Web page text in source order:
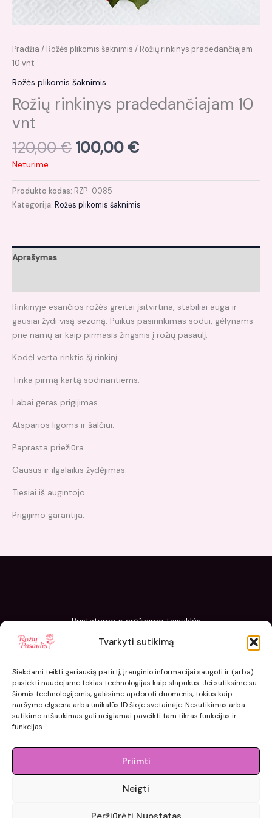
Tvarkyti sutikimą
Siekdami teikti geriausią patirtį, įrenginio informacijai saugoti ir (arba)
pasiekti naudojame tokias technologijas kaip slapukus. Jei sutiksime su
šiomis technologijomis, galėsime apdoroti duomenis, tokius kaip
naršymo elgsena arba unikalūs ID šioje svetainėje. Nesutikimas arba
sutikimo atšaukimas gali neigiamai paveikti tam tikras funkcijas ir
funkcijas.
Priimti
Neigti
Pradžia / Rožės plikomis šaknimis / Rožių rinkinys pradedančiajam
10 vnt
Rožės plikomis šaknimis
Rožių rinkinys pradedančiajam 10
vnt
120,00€ 100,00 €
Neturime
Produkto kodas: RZP-0085
Kategorija: Rožės plikomis šaknimis
Aprašymas
Rinkinyje esančios rožės greitai įsitvirtina, stabiliai auga ir
gausiai žydi visą sezoną. Puikus pasirinkimas sodui, gėlynams
prie namų ar kaip pirmasis žingsnis į rožių pasaulį.
Kodėl verta rinktis šį rinkinį:
Tinka pirmą kartą sodinantiems.
Labai geras prigijimas.
Atsparios ligoms ir šalčiui.
Paprasta priežiūra.
Gausus ir ilgalaikis žydėjimas.
Tiesiai iš augintojo.
Prigijimo garantija.
Pristatymo ir grąžinimo taisyklės
Slapukų politika
© 2015 - 2026 roziupasaulis.lt.